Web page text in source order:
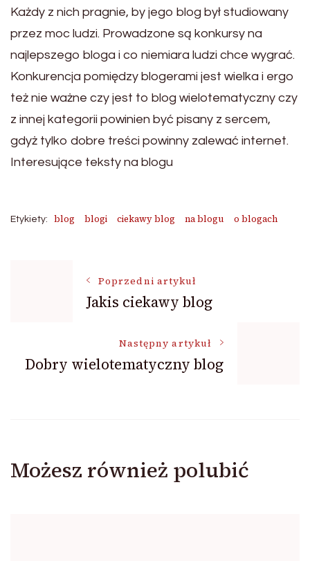
Każdy z nich pragnie, by jego blog był studiowany
przez moc ludzi. Prowadzone są konkursy na
najlepszego bloga i co niemiara ludzi chce wygrać.
Konkurencja pomiędzy blogerami jest wielka i ergo
też nie ważne czy jest to blog wielotematyczny czy
z innej kategorii powinien być pisany z sercem,
gdyż tylko dobre treści powinny zalewać internet.
Interesujące teksty na blogu
Etykiety: blog blogi ciekawy blog na blogu o blogach
NawigacjaPoprzedni artykuł
Jakis ciekawy blog
Następny artykuł
Dobry wielotematyczny blog
Możesz również polubić